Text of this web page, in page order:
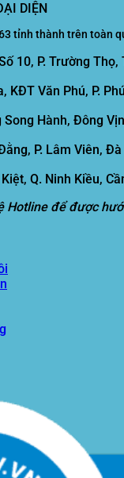
DIỆN
tỉnh thành trên toàn
10, P. Trường
KĐT Văn Phú, P.
Hành, Đông
P. Lâm Viên,
Q. Ninh Kiều,
Hotline để được